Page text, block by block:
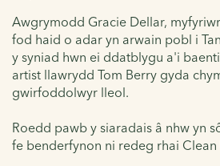
Awgrymodd Gracie Dellar,
fod haid o adar yn arwain pobl i
y syniad hwn ei ddatblygu a'i
artist llawrydd Tom Berry gyda
gwirfoddolwyr lleol.
Roedd pawb y siaradais â nhw yn
fe benderfynon ni redeg rhai Clean